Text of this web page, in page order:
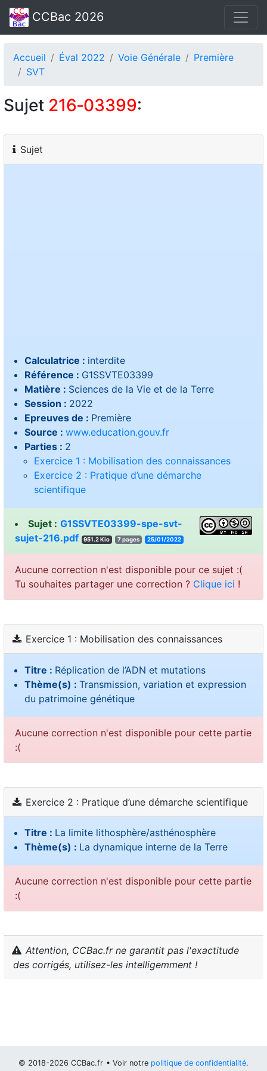
CCBac 2026
Accueil Éval 2022 Voie Générale
Première
SVT
Sujet 216‑03399:
Sujet
Calculatrice : interdite
Référence : G1SSVTE03399
Matière : Sciences de la Vie et de la Terre
Session : 2022
Epreuves de : Première
Source : www.education.gouv.fr
Parties : 2
Exercice 1 : Mobilisation des connaissances
Exercice 2 : Pratique d’une démarche
scientifique
Sujet : G1SSVTE03399-spe-svt-
sujet-216.pdf
951.2 Kio 7 pages 25/01/2022
Aucune correction n'est disponible pour ce sujet :(
Tu souhaites partager une correction ? Clique ici !
Exercice 1 : Mobilisation des connaissances
Titre : Réplication de l’ADN et mutations
Thème(s) : Transmission, variation et expression
du patrimoine génétique
Aucune correction n'est disponible pour cette partie
:(
Exercice 2 : Pratique d’une démarche scientifique
Titre : La limite lithosphère/asthénosphère
Thème(s) : La dynamique interne de la Terre
Aucune correction n'est disponible pour cette partie
:(
Attention, CCBac.fr ne garantit pas l'exactitude
des corrigés, utilisez-les intelligemment !
© 2018-2026 CCBac.fr • Voir notre politique de confidentialité.